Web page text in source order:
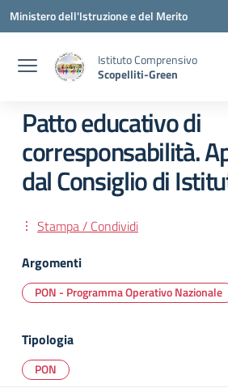
Vai ai contenuti
Vai al menu di navigazione
Vai al footer
Ministero dell'Istruzione e del Merito
Istituto Comprensivo
Scopelliti-Green
Patto educativo di
corresponsabilità.
dal Consiglio di
Stampa / Condividi
Argomenti
PON - Programma Operativo Nazionale
Tipologia
PON